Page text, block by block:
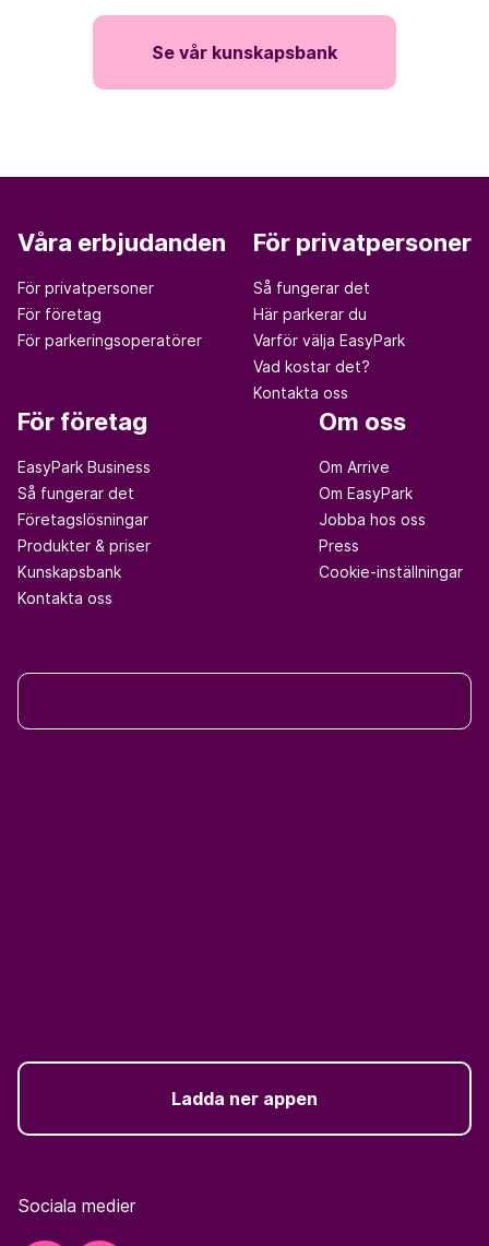
Se vår kunskapsbank
Våra erbjudanden
För privatpersoner
För företag
För parkeringsoperatörer
För privatpersoner
Så fungerar det
Här parkerar du
Varför välja EasyPark
Vad kostar det?
Kontakta oss
För företag
EasyPark Business
Så fungerar det
Företagslösningar
Produkter & priser
Kunskapsbank
Kontakta oss
Om oss
Om Arrive
Om EasyPark
Jobba hos oss
Press
Cookie-inställningar
Ladda ner appen
Sociala medier